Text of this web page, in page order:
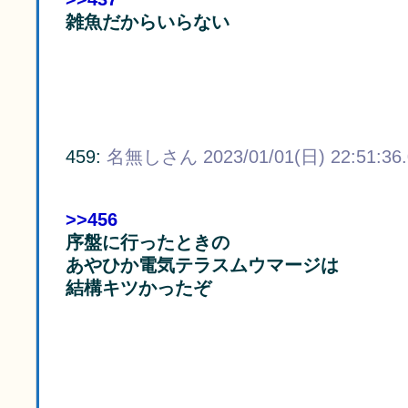
雑魚だからいらない
459: 名無しさん 2023/01/01(日)
>>456
序盤に行ったときの
あやひか電気テラスムウマージは
結構キツかったぞ